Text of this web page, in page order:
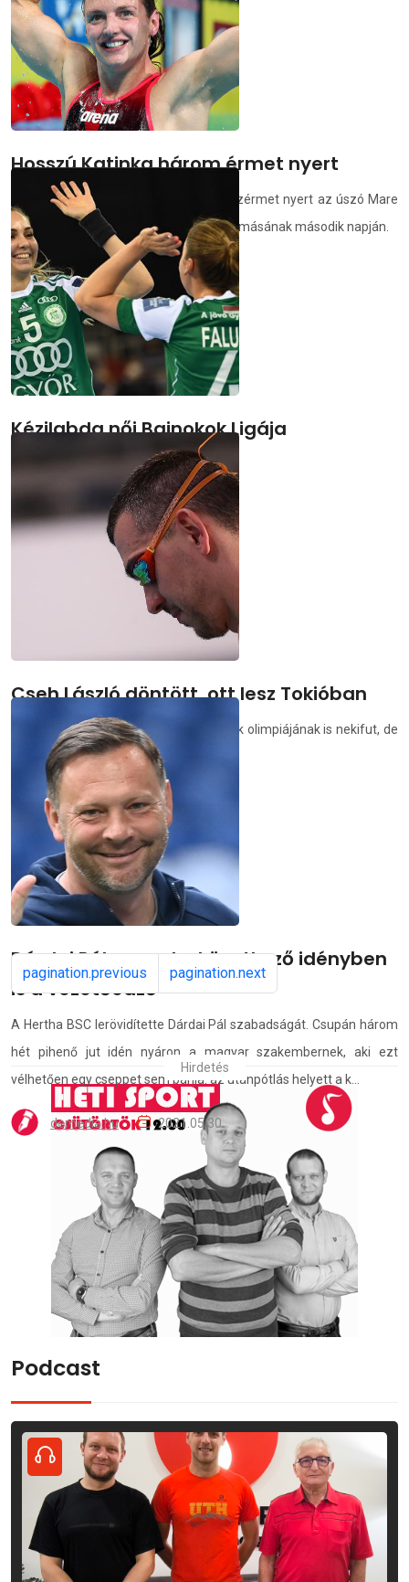
demedia.hu 2021.05.30.
Hosszú Katinka három érmet nyert
Hosszú Katinka egy arany- és két bronzérmet nyert az úszó Mare
Nostrum-sorozat monte-carlói nyitóállomásának második napján.
demedia.hu 2021.05.30.
Kézilabda női Bajnokok Ligája
Bronzérmes lett a Győri Audi ETO KC
demedia.hu 2021.05.30.
Cseh László döntött, ott lesz Tokióban
Cseh László úgy döntött, hogy az ötödik olimpiájának is nekifut, de
Tokió után már nincs tovább.
demedia.hu 2021.05.30.
Dárdai Pál marad a következő idényben
is a vezetőedző
A Hertha BSC lerövidítette Dárdai Pál szabadságát. Csupán három
hét pihenő jut idén nyáron a magyar szakembernek, aki ezt
vélhetően egy cseppet sem bánja: az utánpótlás helyett a k...
demedia.hu 2021.05.30.
pagination.previous pagination.next
Hirdetés
Podcast